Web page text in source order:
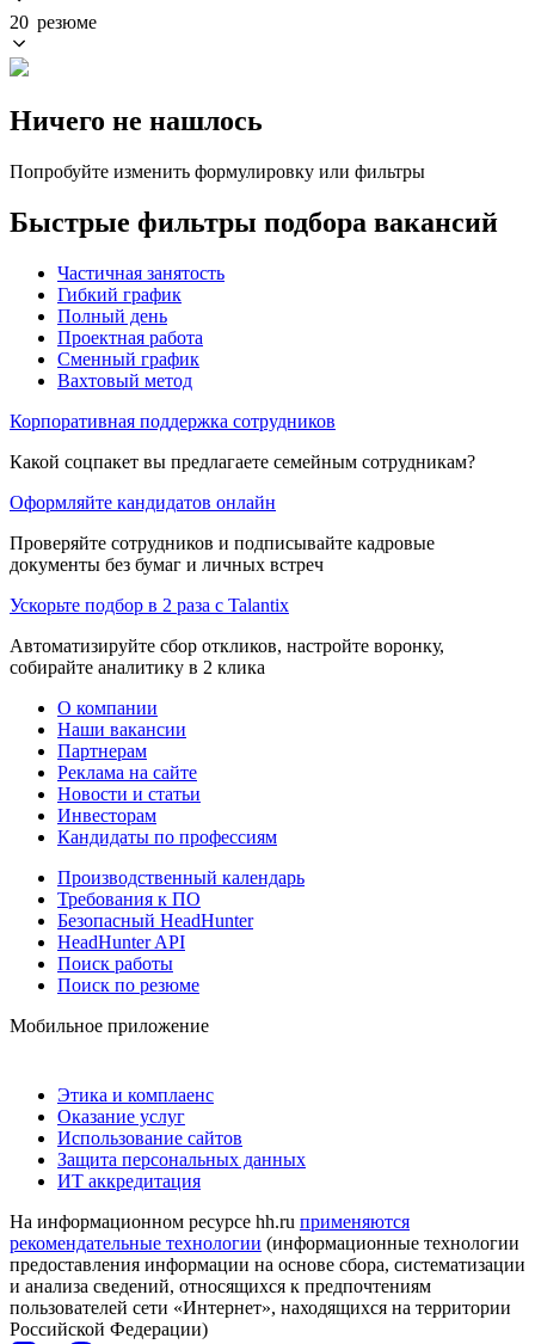
20 резюме
Ничего не нашлось
Попробуйте изменить формулировку или фильтры
Быстрые фильтры подбора вакансий
Частичная занятость
Гибкий график
Полный день
Проектная работа
Сменный график
Вахтовый метод
Корпоративная поддержка сотрудников
Какой соцпакет вы предлагаете семейным сотрудникам?
Оформляйте кандидатов онлайн
Проверяйте сотрудников и подписывайте кадровые
документы без бумаг и личных встреч
Ускорьте подбор в 2 раза с Talantix
Автоматизируйте сбор откликов, настройте воронку,
собирайте аналитику в 2 клика
О компании
Наши вакансии
Партнерам
Реклама на сайте
Новости и статьи
Инвесторам
Кандидаты по профессиям
Производственный календарь
Требования к ПО
Безопасный HeadHunter
HeadHunter API
Поиск работы
Поиск по резюме
Мобильное приложение
Этика и комплаенс
Оказание услуг
Использование сайтов
Защита персональных данных
ИТ аккредитация
На информационном ресурсе hh.ru применяются
рекомендательные технологии (информационные технологии
предоставления информации на основе сбора, систематизации
и анализа сведений, относящихся к предпочтениям
пользователей сети «Интернет», находящихся на территории
Российской Федерации)